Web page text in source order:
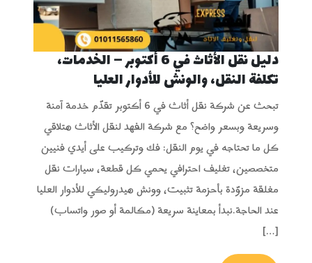
دليل نقل الأثاث في 6 أكتوبر – الخدمات،
تكلفة النقل، والونش للأدوار العليا
تبحث عن شركة نقل أثاث في 6 أكتوبر تقدّم خدمة آمنة
وسريعة وبسعر واضح؟ مع شركة الفهد لنقل الأثاث هتلاقي
كل ما تحتاجه في يوم النقل: فك وتركيب على أيدي فنيين
متخصصين، تغليف احترافي يحمي كل قطعة، سيارات نقل
مغلقة مزوّدة بأحزمة تثبيت، وونش هيدروليكي للأدوار العليا
عند الحاجة.نبدأ بمعاينة سريعة (مكالمة أو صور واتساب)
[…]